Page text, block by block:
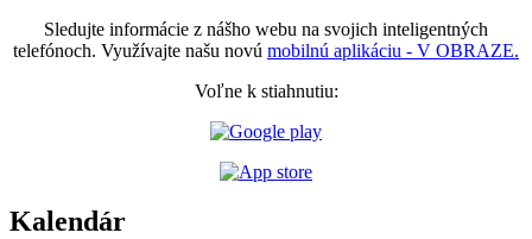
Sledujte informácie z nášho webu na svojich inteligentných
telefónoch. Využívajte našu novú mobilnú aplikáciu - V OBRAZE.
Voľne k stiahnutiu:
Kalendár